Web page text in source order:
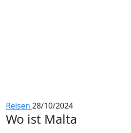
Reisen 28/10/2024
Wo ist Malta